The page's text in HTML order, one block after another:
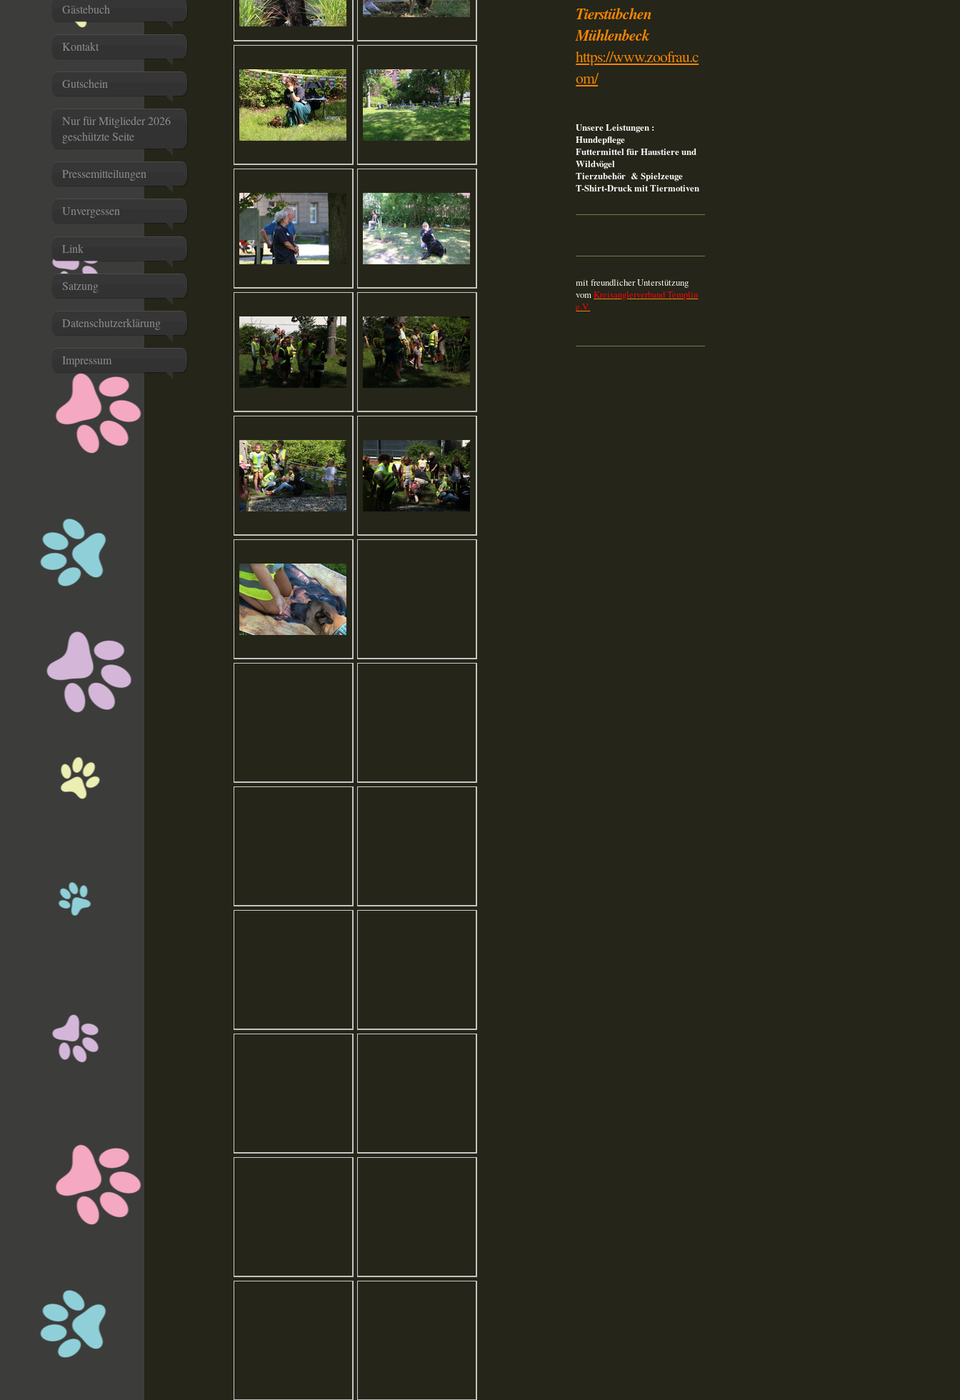
Gästebuch
Kontakt
Gutschein
Nur für Mitglieder 2026
geschützte Seite
Pressemitteilungen
Unvergessen
Link
Satzung
Datenschutzerklärung
Impressum
Tierstübchen
Mühlenbeck
https://www.zoofrau.c
om/
Unsere Leistungen :
Hundepflege
Futtermittel für Haustiere und
Wildvögel
Tierzubehör & Spielzeuge
T-Shirt-Druck mit Tiermotiven
mit freundlicher Unterstützung
vomKreisanglerverband Templin
e.V.